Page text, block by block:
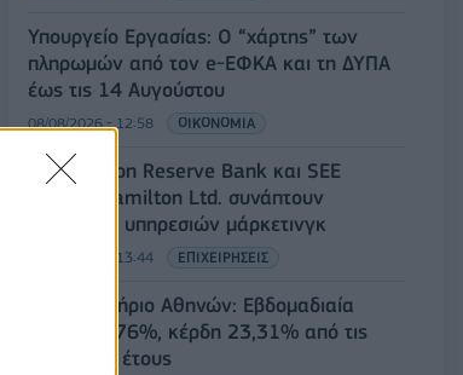
Υπουργείο Εργασίας: Ο “χάρτης” των
πληρωμών από τον e-ΕΦΚΑ και τη ΔΥΠΑ
έως τις 14 Αυγούστου
08/08/2026 - 12:58 ΟΙΚΟΝΟΜΙΑ
Οι Hamilton Reserve Bank και SEE
Capital Hamilton Ltd. συνάπτουν
συμφωνία υπηρεσιών μάρκετινγκ
08/08/2026 - 13:44 ΕΠΙΧΕΙΡΗΣΕΙΣ
Χρηματιστήριο Αθηνών: Εβδομαδιαία
άνοδος 1,76%, κέρδη 23,31% από τις
αρχές του έτους